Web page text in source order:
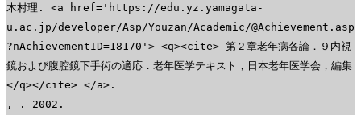
木村理. <a href='https://edu.yz.yamagata-
u.ac.jp/developer/Asp/Youzan/Academic/@Achievement.asp
?nAchievementID=18170'> <q><cite> 第２章老年病各論．９内視
鏡および腹腔鏡下手術の適応．老年医学テキスト，日本老年医学会，編集
</q></cite> </a>.
, . 2002.